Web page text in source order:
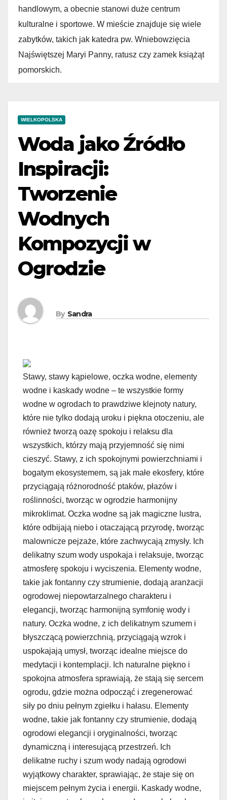
handlowym, a obecnie stanowi duże centrum
kulturalne i sportowe. W mieście znajduje się wiele
zabytków, takich jak katedra pw. Wniebowzięcia
Najświętszej Maryi Panny, ratusz czy zamek książąt
pomorskich.
WIELKOPOLSKA
Woda jako Źródło
Inspiracji:
Tworzenie
Wodnych
Kompozycji w
Ogrodzie
By Sandra
Stawy, stawy kąpielowe, oczka wodne, elementy
wodne i kaskady wodne – te wszystkie formy
wodne w ogrodach to prawdziwe klejnoty natury,
które nie tylko dodają uroku i piękna otoczeniu, ale
również tworzą oazę spokoju i relaksu dla
wszystkich, którzy mają przyjemność się nimi
cieszyć. Stawy, z ich spokojnymi powierzchniami i
bogatym ekosystemem, są jak małe ekosfery, które
przyciągają różnorodność ptaków, płazów i
roślinności, tworząc w ogrodzie harmonijny
mikroklimat. Oczka wodne są jak magiczne lustra,
które odbijają niebo i otaczającą przyrodę, tworząc
malownicze pejzaże, które zachwycają zmysły. Ich
delikatny szum wody uspokaja i relaksuje, tworząc
atmosferę spokoju i wyciszenia. Elementy wodne,
takie jak fontanny czy strumienie, dodają aranżacji
ogrodowej niepowtarzalnego charakteru i
elegancji, tworząc harmonijną symfonię wody i
natury. Oczka wodne, z ich delikatnym szumem i
błyszczącą powierzchnią, przyciągają wzrok i
uspokajają umysł, tworząc idealne miejsce do
medytacji i kontemplacji. Ich naturalne piękno i
spokojna atmosfera sprawiają, że stają się sercem
ogrodu, gdzie można odpocząć i zregenerować
siły po dniu pełnym zgiełku i hałasu. Elementy
wodne, takie jak fontanny czy strumienie, dodają
ogrodowi elegancji i oryginalności, tworząc
dynamiczną i interesującą przestrzeń. Ich
delikatne ruchy i szum wody nadają ogrodowi
wyjątkowy charakter, sprawiając, że staje się on
miejscem pełnym życia i energii. Kaskady wodne,